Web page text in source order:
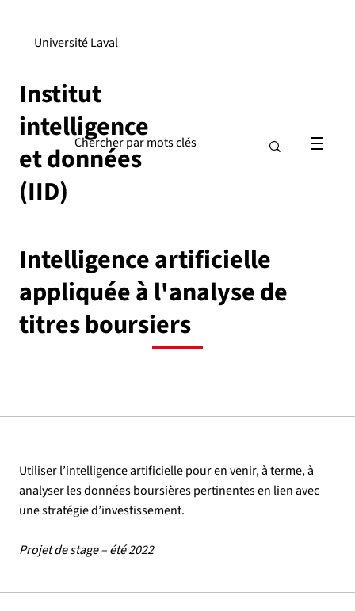
Institut
intelligence
et données
(IID)
Université Laval
Intelligence artificielle
appliquée à l'analyse de
titres boursiers
Utiliser l’intelligence artificielle pour en venir, à terme, à
analyser les données boursières pertinentes en lien avec
une stratégie d’investissement.
Projet de stage – été 2022